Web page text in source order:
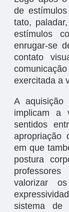
de
tato,
estímulos
enrugar-se
contato
exercitada a
A aquisição
implicam a
sentidos
apropriação
em que
postura
valorizar
sistema de